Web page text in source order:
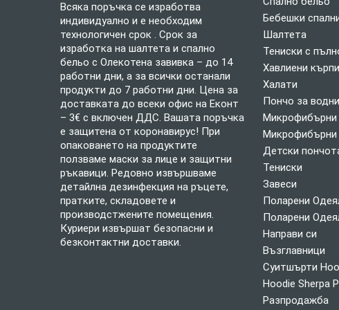
Всяка поръчка се изработва
индивидуално и е необходим
технологичен срок . Срок за
изработка на шалтета и спално
бельо с Олекотена завивка – до 14
работни дни, а за всички останали
продукти до 7 работни дни. Цена за
доставката до всеки офис на Еконт
– 3€ с включен ДДС. Вашата поръчка
е защитена от коронавирус! При
опаковането на продуктите
ползваме маски за лице и защитни
ръкавици. Редовно извършваме
детайлна дезинфекция на ръцете,
пратките, складовете и
производстжените помещения.
Куриери извършат безопасни и
безконтактни доставки.
Бебешки
Шалтета
Тениски с
Хавлиени кърпи
Халати
Пончо за
Микрофибърни
Детски
Тениски
Завеси
Поларени
Поларени
Направи си
Възглавници
Суитшърти
Hoodie Sherpa
Разпродажба